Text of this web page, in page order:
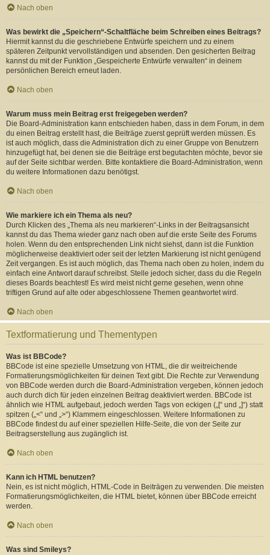
Nach oben
Was bewirkt die „Speichern“-Schaltfläche beim Schreiben eines Beitrags?
Hiermit kannst du die geschriebene Entwürfe speichern und zu einem
späteren Zeitpunkt vervollständigen und absenden. Den gesicherten Beitrag
kannst du mit der Funktion „Gespeicherte Entwürfe verwalten“ in deinem
persönlichen Bereich erneut laden.
Nach oben
Warum muss mein Beitrag erst freigegeben werden?
Die Board-Administration kann entschieden haben, dass in dem Forum, in dem
du einen Beitrag erstellt hast, die Beiträge zuerst geprüft werden müssen. Es
ist auch möglich, dass die Administration dich zu einer Gruppe von Benutzern
hinzugefügt hat, bei denen sie die Beiträge erst begutachten möchte, bevor sie
auf der Seite sichtbar werden. Bitte kontaktiere die Board-Administration, wenn
du weitere Informationen dazu benötigst.
Nach oben
Wie markiere ich ein Thema als neu?
Durch Klicken des „Thema als neu markieren“-Links in der Beitragsansicht
kannst du das Thema wieder ganz nach oben auf die erste Seite des Forums
holen. Wenn du den entsprechenden Link nicht siehst, dann ist die Funktion
möglicherweise deaktiviert oder seit der letzten Markierung ist nicht genügend
Zeit vergangen. Es ist auch möglich, das Thema nach oben zu holen, indem du
einfach eine Antwort darauf schreibst. Stelle jedoch sicher, dass du die Regeln
dieses Boards beachtest! Es wird meist nicht gerne gesehen, wenn ohne
triftigen Grund auf alte oder abgeschlossene Themen geantwortet wird.
Nach oben
Textformatierung und Thementypen
Was ist BBCode?
BBCode ist eine spezielle Umsetzung von HTML, die dir weitreichende
Formatierungsmöglichkeiten für deinen Text gibt. Die Rechte zur Verwendung
von BBCode werden durch die Board-Administration vergeben, können jedoch
auch durch dich für jeden einzelnen Beitrag deaktiviert werden. BBCode ist
ähnlich wie HTML aufgebaut, jedoch werden Tags von eckigen („[“ und „]“) statt
spitzen („<“ und „>“) Klammern eingeschlossen. Weitere Informationen zu
BBCode findest du auf einer speziellen Hilfe-Seite, die von der Seite zur
Beitragserstellung aus zugänglich ist.
Nach oben
Kann ich HTML benutzen?
Nein, es ist nicht möglich, HTML-Code in Beiträgen zu verwenden. Die meisten
Formatierungsmöglichkeiten, die HTML bietet, können über BBCode erreicht
werden.
Nach oben
Was sind Smileys?